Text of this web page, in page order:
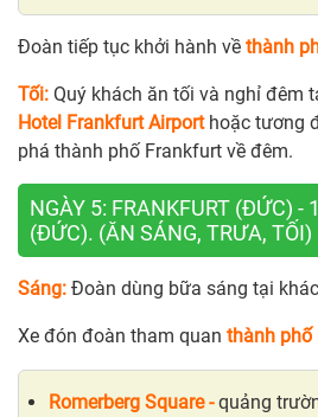
Đoàn tiếp tục khởi hành về thành
Tối: Quý khách ăn tối và nghỉ đêm
Hotel Frankfurt Airport hoặc tương
phá thành phố Frankfurt về đêm.
NGÀY 5: FRANKFURT (ĐỨC) -
(ĐỨC). (ĂN SÁNG, TRƯA, TỐI)
Sáng: Đoàn dùng bữa sáng tại
Xe đón đoàn tham quan thành phố
Romerberg Square -quảng